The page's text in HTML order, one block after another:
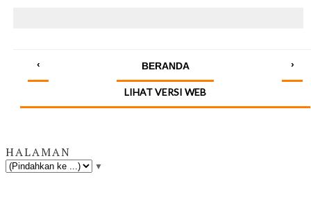
‹ ›
BERANDA
LIHAT VERSI WEB
HALAMAN
▼